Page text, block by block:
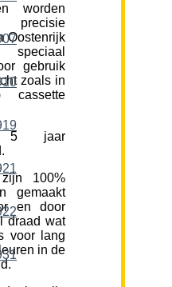
worden
Oostenrijk
gebruik
zoals in
cassette
jaar
100%
gemaakt
en door
draad wat
voor lang
in de